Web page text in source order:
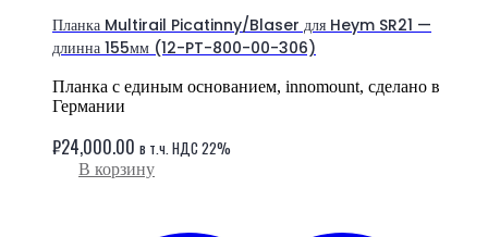
Планка Multirail Picatinny/Blaser для Heym SR21 —
длинна 155мм (12-PT-800-00-306)
Планка с единым основанием, innomount, сделано в
Германии
₽24,000.00 в т.ч. НДС 22%
В корзину